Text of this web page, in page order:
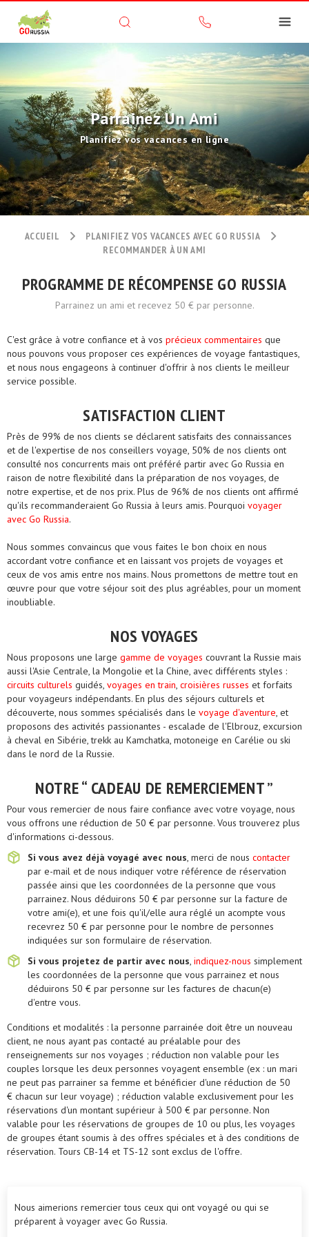
Parrainez Un Ami
Planifiez vos vacances en ligne
ACCUEIL
PLANIFIEZ VOS VACANCES AVEC GO RUSSIA
RECOMMANDER À UN AMI
PROGRAMME DE RÉCOMPENSE GO RUSSIA
Parrainez un ami et recevez 50 € par personne.
C'est grâce à votre confiance et à vos précieux commentaires que
nous pouvons vous proposer ces expériences de voyage fantastiques,
et nous nous engageons à continuer d'offrir à nos clients le meilleur
service possible.
SATISFACTION CLIENT
Près de 99% de nos clients se déclarent satisfaits des connaissances
et de l'expertise de nos conseillers voyage, 50% de nos clients ont
consulté nos concurrents mais ont préféré partir avec Go Russia en
raison de notre flexibilité dans la préparation de nos voyages, de
notre expertise, et de nos prix. Plus de 96% de nos clients ont affirmé
qu'ils recommanderaient Go Russia à leurs amis. Pourquoi voyager
avec Go Russia.
Nous sommes convaincus que vous faites le bon choix en nous
accordant votre confiance et en laissant vos projets de voyages et
ceux de vos amis entre nos mains. Nous promettons de mettre tout en
œuvre pour que votre séjour soit des plus agréables, pour un moment
inoubliable.
NOS VOYAGES
Nous proposons une large gamme de voyages couvrant la Russie mais
aussi l'Asie Centrale, la Mongolie et la Chine, avec différents styles :
circuits culturels guidés, voyages en train, croisières russes et forfaits
pour voyageurs indépendants. En plus des séjours culturels et
découverte, nous sommes spécialisés dans le voyage d'aventure, et
proposons des activités passionantes - escalade de l'Elbrouz, excursion
à cheval en Sibérie, trekk au Kamchatka, motoneige en Carélie ou ski
dans le nord de la Russie.
NOTRE “ CADEAU DE REMERCIEMENT ”
Pour vous remercier de nous faire confiance avec votre voyage, nous
vous offrons une réduction de 50 € par personne. Vous trouverez plus
d'informations ci-dessous.
Si vous avez déjà voyagé avec nous, merci de nous contacter
par e-mail et de nous indiquer votre référence de réservation
passée ainsi que les coordonnées de la personne que vous
parrainez. Nous déduirons 50 € par personne sur la facture de
votre ami(e), et une fois qu'il/elle aura réglé un acompte vous
recevrez 50 € par personne pour le nombre de personnes
indiquées sur son formulaire de réservation.
Si vous projetez de partir avec nous, indiquez-nous simplement
les coordonnées de la personne que vous parrainez et nous
déduirons 50 € par personne sur les factures de chacun(e)
d'entre vous.
Conditions et modalités : la personne parrainée doit être un nouveau
client, ne nous ayant pas contacté au préalable pour des
renseignements sur nos voyages ; réduction non valable pour les
couples lorsque les deux personnes voyagent ensemble (ex : un mari
ne peut pas parrainer sa femme et bénéficier d'une réduction de 50
€ chacun sur leur voyage) ; réduction valable exclusivement pour les
réservations d'un montant supérieur à 500 € par personne. Non
valable pour les réservations de groupes de 10 ou plus, les voyages
de groupes étant soumis à des offres spéciales et à des conditions de
réservation. Tours CB-14 et TS-12 sont exclus de l'offre.
Nous aimerions remercier tous ceux qui ont voyagé ou qui se
préparent à voyager avec Go Russia.